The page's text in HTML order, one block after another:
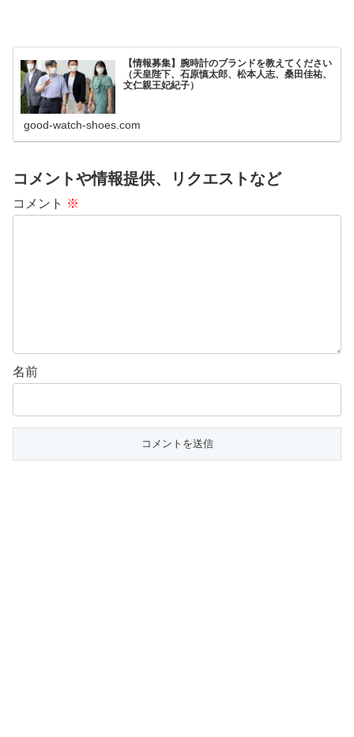
【情報募集】腕時計のブランドを教えてください
（天皇陛下、石原慎太郎、松本人志、桑田佳祐、
文仁親王妃紀子）
good-watch-shoes.com
コメントや情報提供、リクエストなど
コメント ※
名前